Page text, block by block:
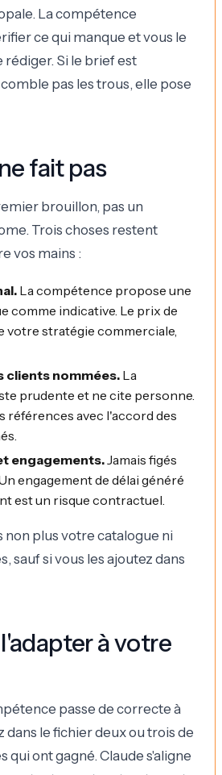
La compétence
ce qui manque et vous le
rédiger. Si le brief est
pas les trous, elle pose
fait pas
brouillon, pas un
Trois choses restent
vos mains :
La compétence propose une
comme indicative. Le prix de
votre stratégie commerciale,
clients nommées. La
prudente et ne cite personne.
références avec l'accord des
engagements.Jamais figés
engagement de délai généré
est un risque contractuel.
non plus votre catalogue ni
sauf si vous les ajoutez dans
à votre
passe de correcte à
dans le fichier deux ou trois de
qui ont gagné. Claude s'aligne